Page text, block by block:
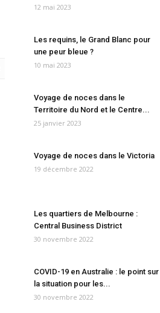
12 mai 2023
Les requins, le Grand Blanc pour
une peur bleue ?
10 mai 2023
Voyage de noces dans le
Territoire du Nord et le Centre...
25 janvier 2023
Voyage de noces dans le Victoria
19 décembre 2022
Les quartiers de Melbourne :
Central Business District
30 novembre 2022
COVID-19 en Australie : le point sur
la situation pour les...
30 novembre 2022